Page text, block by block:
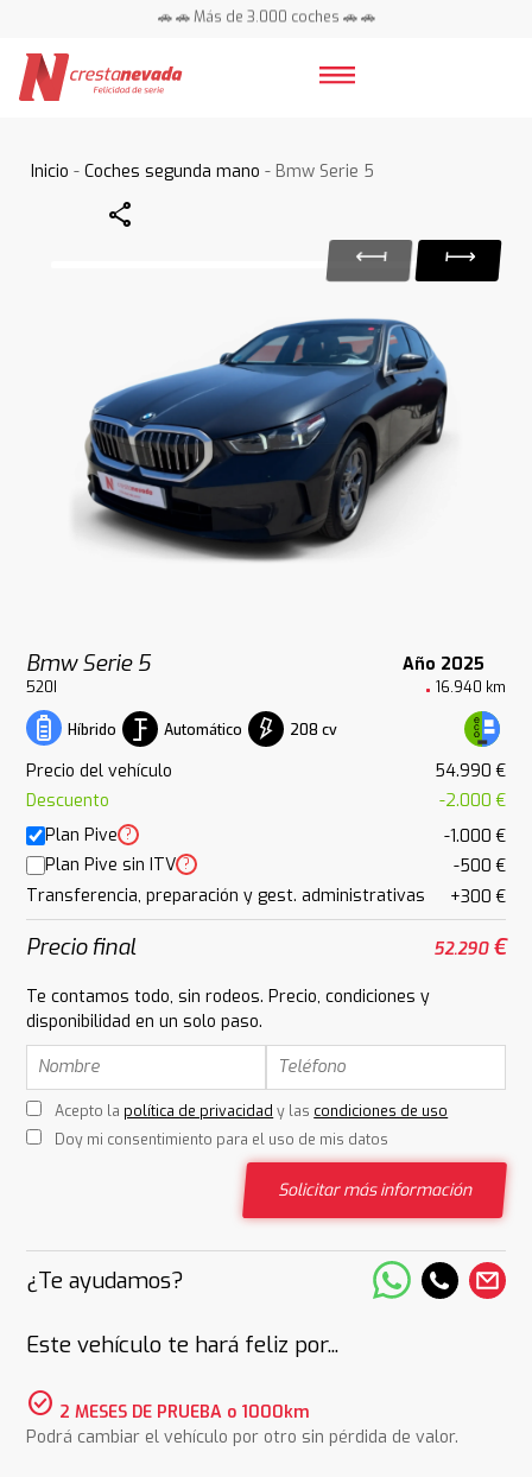
🚗 🚗 Más de 3.000 coches 🚗 🚗
Inicio -Coches segunda mano - Bmw Serie 5
Share
Bmw Serie 5 Año 2025
520I 16.940 km
Híbrido Automático 208 cv
Precio del vehículo
54.990 €
Descuento
-2.000 €
Plan Pive ?
-1.000 €
Plan Pive sin ITV ?
-500 €
Transferencia, preparación y gest. administrativas
+300 €
Precio final 52.290€
Te contamos todo, sin rodeos. Precio, condiciones y
disponibilidad en un solo paso.
Acepto la política de privacidad y las condiciones de uso
Doy mi consentimiento para el uso de mis datos
Solicitar más información
¿Te ayudamos?
Este vehículo te hará feliz por...
check_circle 2 MESES DE PRUEBA o 1000km
Podrá cambiar el vehículo por otro sin pérdida de valor.